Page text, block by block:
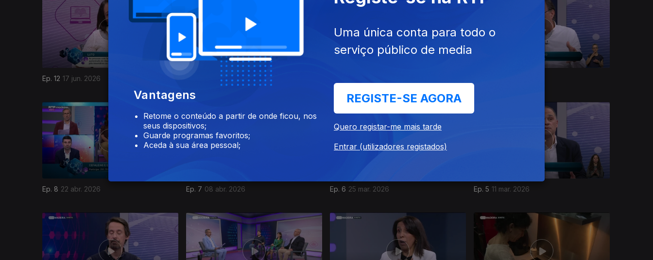
Ep. 12 17 jun. 2026 03 jun. 2026
Ep. 8 22 abr. 2026 Ep. 7 08 abr. 2026 Ep. 6 25 mar. 2026 Ep. 5 11 mar. 2026
905651
Vantagens
Retome o conteúdo a partir de onde ficou, nos
seus dispositivos;
Guarde programas favoritos;
Aceda à sua área pessoal;
Uma única conta para todo o
serviço público de media
REGISTE-SE AGORA
Quero registar-me mais tarde
Entrar (utilizadores registados)